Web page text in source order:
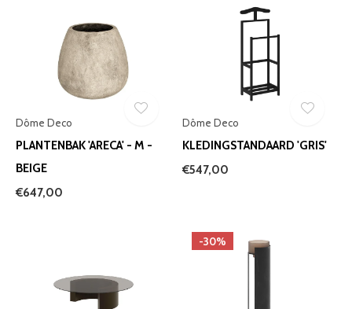
Dôme Deco
PLANTENBAK 'ARECA' - M -
BEIGE
€647,00
Dôme Deco
KLEDINGSTANDAARD 'GRIS'
€547,00
-30%